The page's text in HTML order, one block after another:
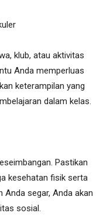
klub, atau aktivitas
Anda memperluas
keterampilan yang
dalam kelas.
Pastikan
kesehatan fisik serta
Anda segar, Anda akan
sosial.